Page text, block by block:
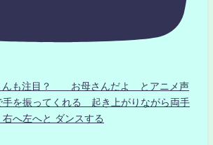
んも注目？ お母さんだよ とアニメ声
手を振ってくれる 起き上がりながら両手
へ左へと ダンスする